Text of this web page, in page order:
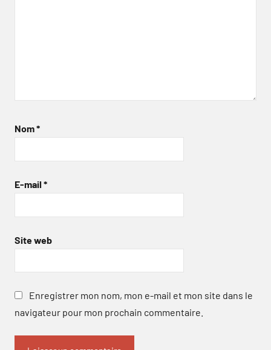
Nom*
E-mail *
Site web
Enregistrer mon nom, mon e-mail et mon site dans le
navigateur pour mon prochain commentaire.